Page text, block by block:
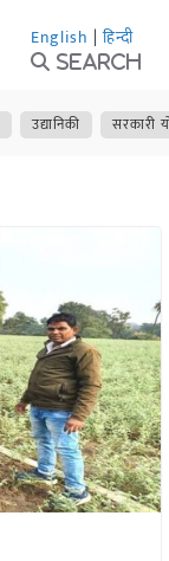
English | हिन्दी
Search
उद्यानिकी सरकारी